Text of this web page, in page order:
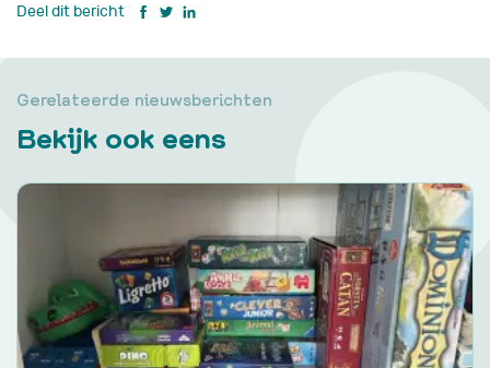
Deel dit bericht
Gerelateerde nieuwsberichten
Bekijk ook eens